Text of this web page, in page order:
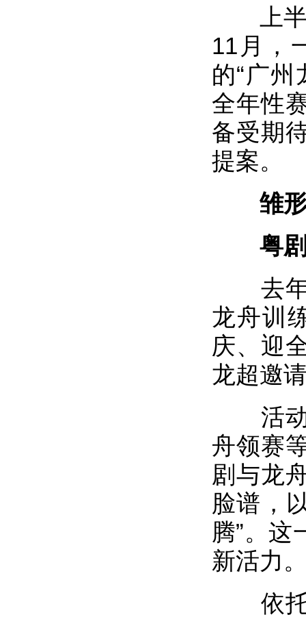
上半
11月，
的“广
全年性
备受期
提案。
雏
粤剧
去年
龙舟训
庆、迎
龙超邀
活动
舟领赛
剧与龙
脸谱，
腾”。这
新活力
依托